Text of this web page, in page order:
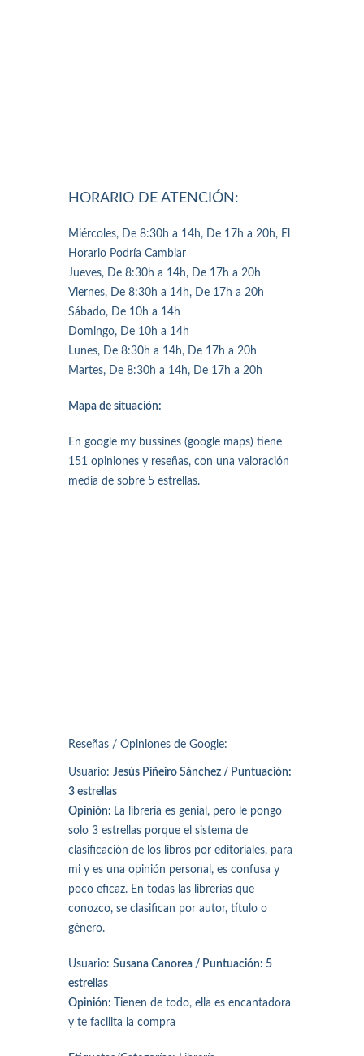
HORARIO DE ATENCIÓN:
Miércoles, De 8:30h a 14h, De 17h a 20h, El
Horario Podría Cambiar
Jueves, De 8:30h a 14h, De 17h a 20h
Viernes, De 8:30h a 14h, De 17h a 20h
Sábado, De 10h a 14h
Domingo, De 10h a 14h
Lunes, De 8:30h a 14h, De 17h a 20h
Martes, De 8:30h a 14h, De 17h a 20h
Mapa de situación:
En google my bussines (google maps) tiene
151 opiniones y reseñas, con una valoración
media de sobre 5 estrellas.
Reseñas / Opiniones de Google:
Usuario: Jesús Piñeiro Sánchez / Puntuación:
3 estrellas
Opinión: La librería es genial, pero le pongo
solo 3 estrellas porque el sistema de
clasificación de los libros por editoriales, para
mi y es una opinión personal, es confusa y
poco eficaz. En todas las librerías que
conozco, se clasifican por autor, título o
género.
Usuario: Susana Canorea / Puntuación: 5
estrellas
Opinión:
Tienen de todo, ella es encantadora
y te facilita la compra